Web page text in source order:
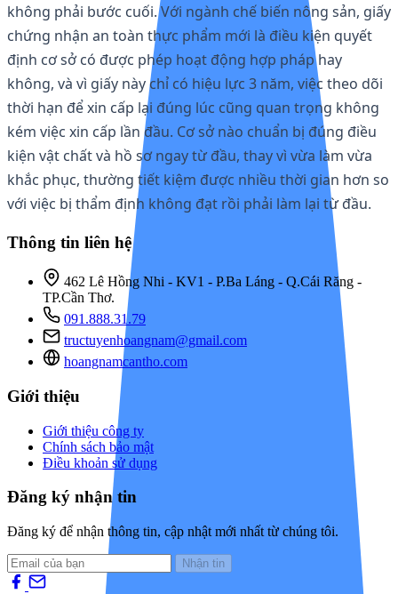
không phải bước cuối. Với ngành chế biến nông sản, giấy
chứng nhận an toàn thực phẩm mới là điều kiện quyết
định cơ sở có được phép hoạt động hợp pháp hay
không, và vì giấy này chỉ có hiệu lực 3 năm, việc theo dõi
thời hạn để xin cấp lại đúng lúc cũng quan trọng không
kém việc xin cấp lần đầu. Cơ sở nào chuẩn bị đúng điều
kiện vật chất và hồ sơ ngay từ đầu, thay vì vừa làm vừa
khắc phục, thường tiết kiệm được nhiều thời gian hơn so
với việc bị thẩm định không đạt rồi phải làm lại từ đầu.
Thông tin liên hệ
462 Lê Hồng Nhi - KV1 - P.Ba Láng - Q.Cái Răng -
TP.Cần Thơ.
091.888.31.79
tructuyenhoangnam@gmail.com
hoangnamcantho.com
Giới thiệu
Giới thiệu công ty
Chính sách bảo mật
Điều khoản sử dụng
Đăng ký nhận tin
Đăng ký để nhận thông tin, cập nhật mới nhất từ chúng tôi.
Nhận tin